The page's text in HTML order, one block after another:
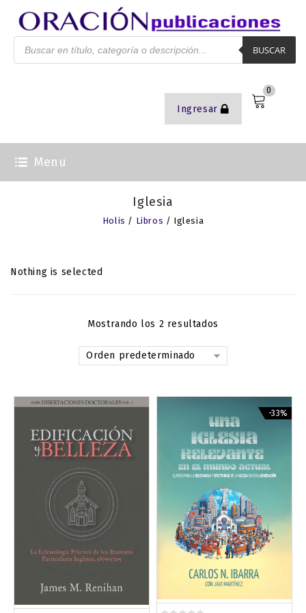
Ingresar
0
BUSCAR
Menu
Iglesia
Holis / Libros / Iglesia
Nothing is selected
Mostrando los 2 resultados
Orden predeterminado
-33%